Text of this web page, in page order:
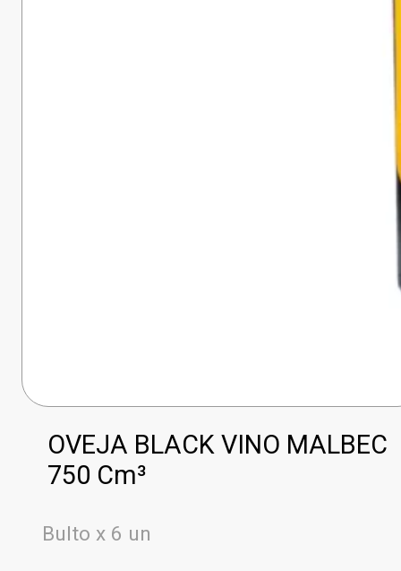
OVEJA BLACK VINO MALBEC
750 Cm³
Bulto x 6 un